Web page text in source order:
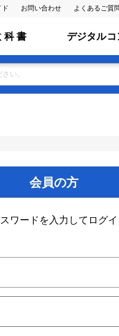
ド お問い合わせ よくあるご質
科 書 デジタルコ
会員の方
ワードを入力してログイ